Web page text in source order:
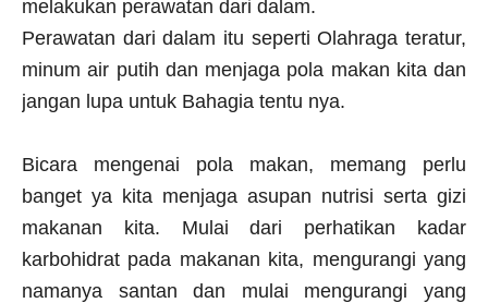
melakukan perawatan dari dalam.
Perawatan dari dalam itu seperti Olahraga teratur,
minum air putih dan menjaga pola makan kita dan
jangan lupa untuk Bahagia tentu nya.
Bicara mengenai pola makan, memang perlu
banget ya kita menjaga asupan nutrisi serta gizi
makanan kita. Mulai dari perhatikan kadar
karbohidrat pada makanan kita, mengurangi yang
namanya santan dan mulai mengurangi yang